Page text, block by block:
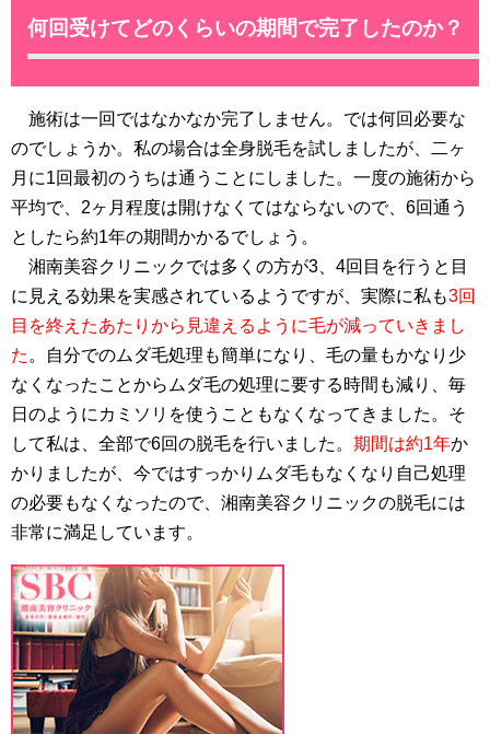
何回受けてどのくらいの期間で完了したのか？
施術は一回ではなかなか完了しません。では何回必要な
のでしょうか。私の場合は全身脱毛を試しましたが、二ヶ
月に1回最初のうちは通うことにしました。一度の施術から
平均で、2ヶ月程度は開けなくてはならないので、6回通う
としたら約1年の期間かかるでしょう。
湘南美容クリニックでは多くの方が3、4回目を行うと目
に見える効果を実感されているようですが、実際に私も3回
目を終えたあたりから見違えるように毛が減っていきまし
た 。自分でのムダ毛処理も簡単になり、毛の量もかなり少
なくなったことからムダ毛の処理に要する時間も減り、毎
日のようにカミソリを使うこともなくなってきました。そ
して私は、全部で6回の脱毛を行いました。 期間は約1年か
かりましたが、今ではすっかりムダ毛もなくなり自己処理
の必要もなくなったので、湘南美容クリニックの脱毛には
非常に満足しています。